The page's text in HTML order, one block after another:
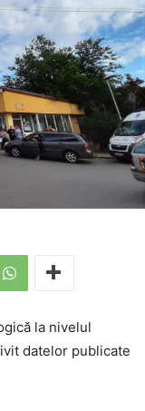
la nivelul
datelor publicate